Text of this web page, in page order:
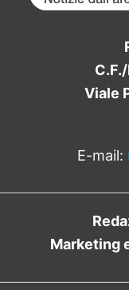
Viale
E-mail:
Marketing